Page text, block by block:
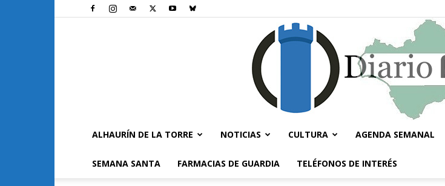
ALHAURÍN DE LA TORRE NOTICIAS CULTURA AGENDA SEMANAL
SEMANA SANTA FARMACIAS DE GUARDIA TELÉFONOS DE INTERÉS